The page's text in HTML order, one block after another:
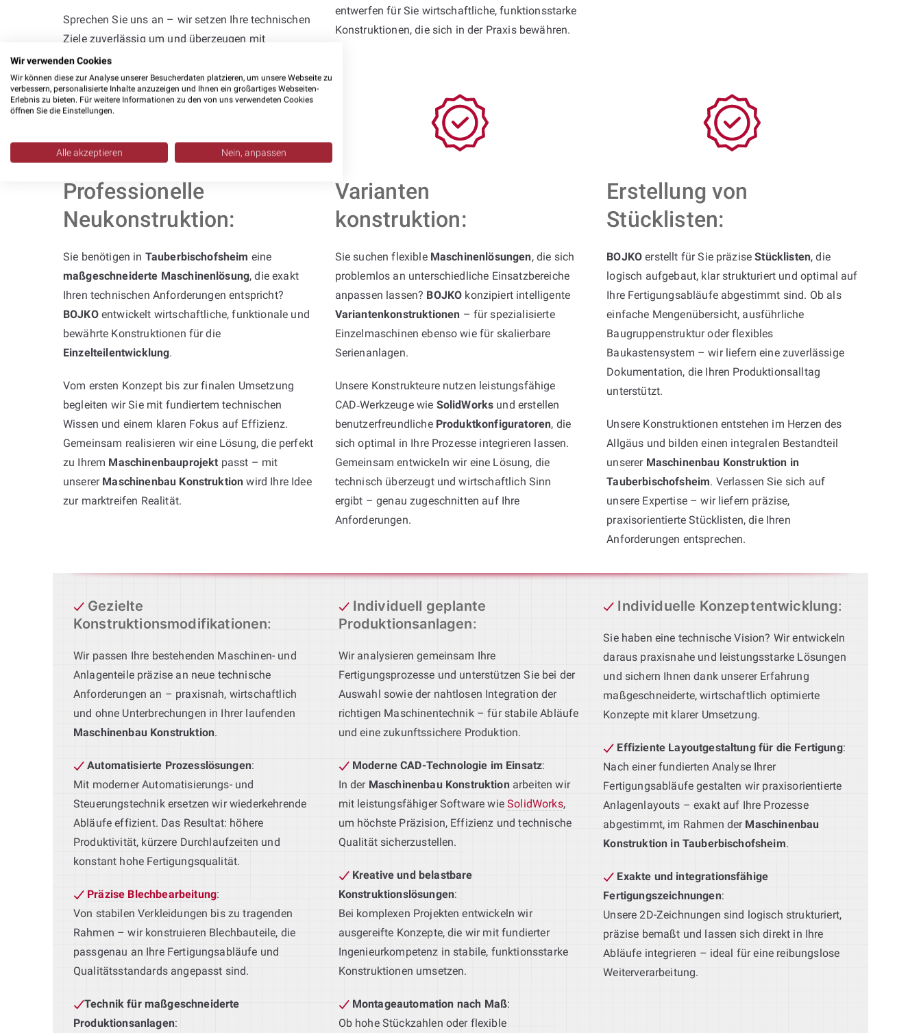
Sprechen Sie uns an – wir setzen Ihre technischen
Ziele zuverlässig um und überzeugen mit
Erfahrung, Präzision und praktischer Kompetenz.
entwerfen für Sie wirtschaftliche, funktionsstarke
Konstruktionen, die sich in der Praxis bewähren.
Professionelle
Neukonstruktion:
Sie benötigen in Tauberbischofsheim eine
maßgeschneiderte Maschinenlösung, die exakt
Ihren technischen Anforderungen entspricht?
BOJKOentwickelt wirtschaftliche, funktionale und
bewährte Konstruktionen für die
Einzelteilentwicklung.
Vom ersten Konzept bis zur finalen Umsetzung
begleiten wir Sie mit fundiertem technischen
Wissen und einem klaren Fokus auf Effizienz.
Gemeinsam realisieren wir eine Lösung, die perfekt
zu Ihrem Maschinenbauprojekt passt – mit
unserer Maschinenbau Konstruktion wird Ihre Idee
zur marktreifen Realität.
Varianten
konstruktion:
Sie suchen flexible Maschinenlösungen, die sich
problemlos an unterschiedliche Einsatzbereiche
anpassen lassen? BOJKO konzipiert intelligente
Variantenkonstruktionen – für spezialisierte
Einzelmaschinen ebenso wie für skalierbare
Serienanlagen.
Unsere Konstrukteure nutzen leistungsfähige
CAD‑Werkzeuge wie SolidWorks und erstellen
benutzerfreundliche Produktkonfiguratoren, die
sich optimal in Ihre Prozesse integrieren lassen.
Gemeinsam entwickeln wir eine Lösung, die
technisch überzeugt und wirtschaftlich Sinn
ergibt – genau zugeschnitten auf Ihre
Anforderungen.
Erstellung von
Stücklisten:
BOJKO erstellt für Sie präziseStücklisten, die
logisch aufgebaut, klar strukturiert und optimal auf
Ihre Fertigungsabläufe abgestimmt sind. Ob als
einfache Mengenübersicht, ausführliche
Baugruppenstruktur oder flexibles
Baukastensystem – wir liefern eine zuverlässige
Dokumentation, die Ihren Produktionsalltag
unterstützt.
Unsere Konstruktionen entstehen im Herzen des
Allgäus und bilden einen integralen Bestandteil
unserer Maschinenbau Konstruktion in
Tauberbischofsheim. Verlassen Sie sich auf
unsere Expertise – wir liefern präzise,
praxisorientierte Stücklisten, die Ihren
Anforderungen entsprechen.
Gezielte
Konstruktionsmodifikationen:
Wir passen Ihre bestehenden Maschinen- und
Anlagenteile präzise an neue technische
Anforderungen an – praxisnah, wirtschaftlich
und ohne Unterbrechungen in Ihrer laufenden
Maschinenbau Konstruktion.
Automatisierte Prozesslösungen:
Mit moderner Automatisierungs- und
Steuerungstechnik ersetzen wir wiederkehrende
Abläufe effizient. Das Resultat: höhere
Produktivität, kürzere Durchlaufzeiten und
konstant hohe Fertigungsqualität.
Präzise Blechbearbeitung:
Von stabilen Verkleidungen bis zu tragenden
Rahmen – wir konstruieren Blechbauteile, die
passgenau an Ihre Fertigungsabläufe und
Qualitätsstandards angepasst sind.
Technik für maßgeschneiderte
Produktionsanlagen:
Individuell geplante
Produktionsanlagen:
Wir analysieren gemeinsam Ihre
Fertigungsprozesse und unterstützen Sie bei der
Auswahl sowie der nahtlosen Integration der
richtigen Maschinentechnik – für stabile Abläufe
und eine zukunftssichere Produktion.
Moderne CAD-Technologie im Einsatz:
In der Maschinenbau Konstruktion arbeiten wir
mit leistungsfähiger Software wieSolidWorks,
um höchste Präzision, Effizienz und technische
Qualität sicherzustellen.
Kreative und belastbare
Konstruktionslösungen:
Bei komplexen Projekten entwickeln wir
ausgereifte Konzepte, die wir mit fundierter
Ingenieurkompetenz in stabile, funktionsstarke
Konstruktionen umsetzen.
Montageautomation nach Maß:
Ob hohe Stückzahlen oder flexible
Individuelle Konzeptentwicklung:
Sie haben eine technische Vision? Wir entwickeln
daraus praxisnahe und leistungsstarke Lösungen
und sichern Ihnen dank unserer Erfahrung
maßgeschneiderte, wirtschaftlich optimierte
Konzepte mit klarer Umsetzung.
Effiziente Layoutgestaltung für die Fertigung:
Nach einer fundierten Analyse Ihrer
Fertigungsabläufe gestalten wir praxisorientierte
Anlagenlayouts – exakt auf Ihre Prozesse
abgestimmt, im Rahmen der Maschinenbau
Konstruktion in Tauberbischofsheim.
Exakte und integrationsfähige
Fertigungszeichnungen:
Unsere 2D-Zeichnungen sind logisch strukturiert,
präzise bemaßt und lassen sich direkt in Ihre
Abläufe integrieren – ideal für eine reibungslose
Weiterverarbeitung.
Wir verwenden Cookies
Wir können diese zur Analyse unserer Besucherdaten platzieren, um unsere Webseite zu
verbessern, personalisierte Inhalte anzuzeigen und Ihnen ein großartiges Webseiten-
Erlebnis zu bieten. Für weitere Informationen zu den von uns verwendeten Cookies
öffnen Sie die Einstellungen.
Alle akzeptieren Nein, anpassen